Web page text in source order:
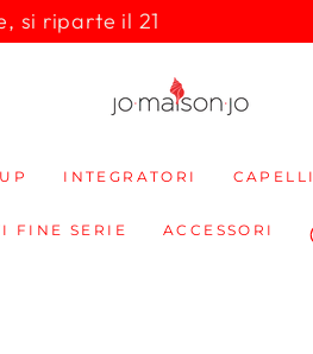
si riparte il 21
INTEGRATORI CAPELLI
FINE SERIE ACCESSORI